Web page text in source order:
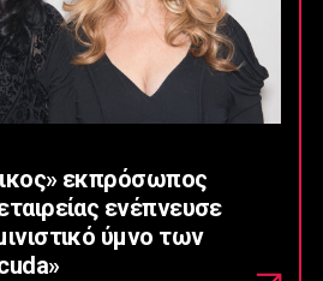
εκπρόσωπος
ενέπνευσε
ύμνο των